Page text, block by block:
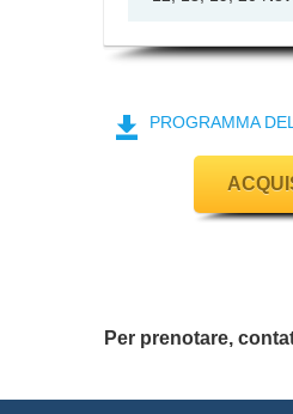
PROGRAMMA
Per prenotare,